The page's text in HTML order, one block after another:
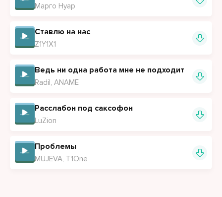
Марго Нуар
Ставлю на нас
Z1Y1X1
Ведь ни одна работа мне не подходит
Radil, ANAME
Расслабон под саксофон
LuZion
Проблемы
MUJEVA, T1One